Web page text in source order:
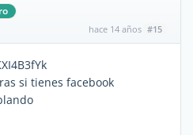
hace 14 años #15
si tienes facebook